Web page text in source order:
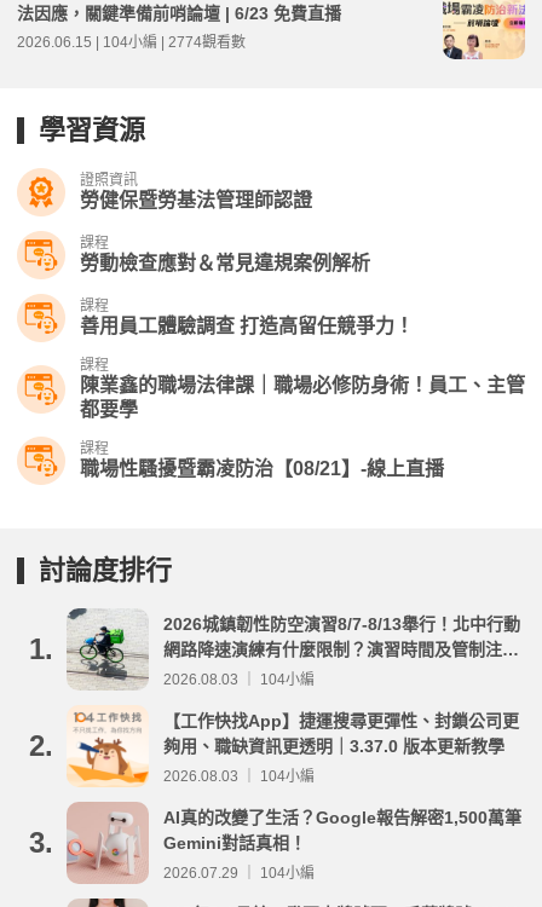
法因應，關鍵準備前哨論壇 | 6/23 免費直播
2026.06.15 | 104小編 | 2774觀看數
學習資源
證照資訊
勞健保暨勞基法管理師認證
課程
勞動檢查應對＆常見違規案例解析
課程
善用員工體驗調查 打造高留任競爭力！
課程
陳業鑫的職場法律課｜職場必修防身術！員工、主管
都要學
課程
職場性騷擾暨霸凌防治【08/21】-線上直播
討論度排行
1.
2026城鎮韌性防空演習8/7-8/13舉行！北中行動
網路降速演練有什麼限制？演習時間及管制注意
事項整理
2026.08.03 ｜ 104小編
2.
【工作快找App】捷運搜尋更彈性、封鎖公司更
夠用、職缺資訊更透明｜3.37.0 版本更新教學
2026.08.03 ｜ 104小編
3.
AI真的改變了生活？Google報告解密1,500萬筆
Gemini對話真相！
2026.07.29 ｜ 104小編